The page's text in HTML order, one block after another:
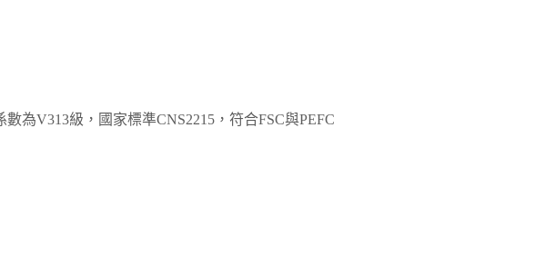
為V313級，國家標準CNS2215，符合FSC與PEFC